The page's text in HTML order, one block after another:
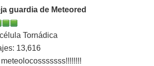
guardia de Meteored
Tornádica
13,616